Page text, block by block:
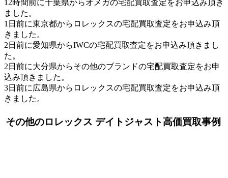
12時間前に千葉県からオメガの宅配買取査定をお申込み頂き
ました。
1日前に東京都からロレックスの宅配買取査定をお申込み頂
きました。
2日前に愛知県からIWCの宅配買取査定をお申込み頂きまし
た。
2日前に大分県からその他のブランドの宅配買取査定をお申
込み頂きました。
3日前に広島県からロレックスの宅配買取査定をお申込み頂
きました。
その他のロレックス デイトジャスト高価買取事例